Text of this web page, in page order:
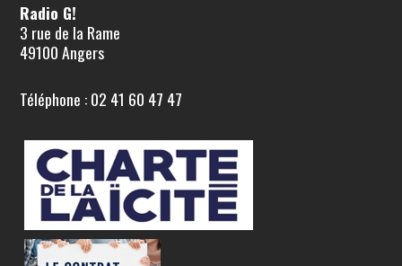
Radio G!
3 rue de la Rame
49100 Angers
Téléphone : 02 41 60 47 47